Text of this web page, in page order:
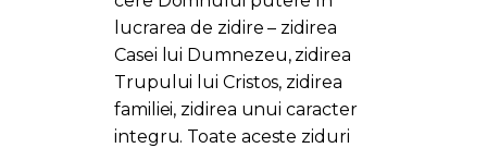
lucrarea de zidire – zidirea
Casei lui Dumnezeu, zidirea
Trupului lui Cristos, zidirea
familiei, zidirea unui caracter
integru. Toate aceste ziduri